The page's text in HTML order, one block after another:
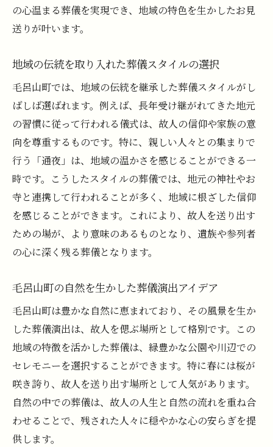
の心温まる葬儀を実現でき、地域の特色を生かしたお見
送りが叶います。
地域の伝統を取り入れた葬儀スタイルの選択
毛呂山町では、地域の伝統を継承した葬儀スタイルがし
ばしば選ばれます。例えば、長年受け継がれてきた地元
の習慣に従って行われる儀式は、故人の信仰や家族の意
向を尊重するものです。特に、親しい人々との集まりで
行う「通夜」は、地域の温かさを感じることができる一
時です。こうしたスタイルの葬儀では、地元の神社やお
寺と連携して行われることが多く、地域に根ざした信仰
を感じることができます。これにより、故人を送り出す
ための場が、より意味のあるものとなり、遺族や参列者
の心に深く残る葬儀となります。
毛呂山町の自然を生かした葬儀演出アイデア
毛呂山町は豊かな自然に恵まれており、その風景を生か
した葬儀演出は、故人を偲ぶ場所として格別です。この
地域の特徴を活かした葬儀は、緑豊かな公園や川辺での
セレモニーを選択することができます。特に春には桜が
咲き誇り、故人を送り出す場所として人気があります。
自然の中での葬儀は、故人の人生と自然の流れを重ね合
わせることで、残された人々に穏やかな心の安らぎを提
供します。